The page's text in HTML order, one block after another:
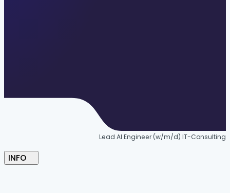
Lead AI Engineer (w/m/d) IT-Consulting
INFO